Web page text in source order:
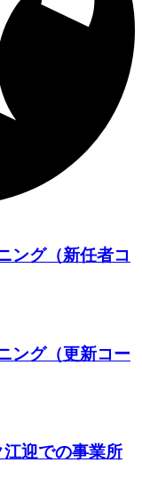
ング（新任者コ
ング（更新コー
迎での事業所